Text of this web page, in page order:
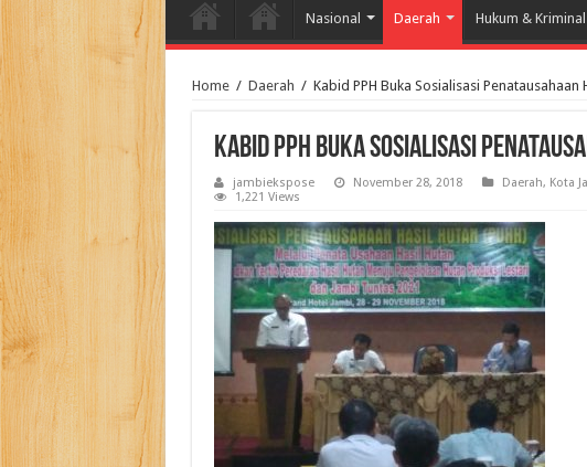
Nasional Daerah Hukum & Kriminal
Home / Daerah / Kabid PPH Buka Sosialisasi Penatausahaan
Kabid PPH Buka Sosialisasi
jambiekspose November 28, 2018 Daerah, Kota
1,221 Views